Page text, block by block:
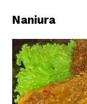
Naniura